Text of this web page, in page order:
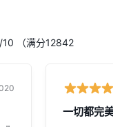
10 （满分12842
一切都完美